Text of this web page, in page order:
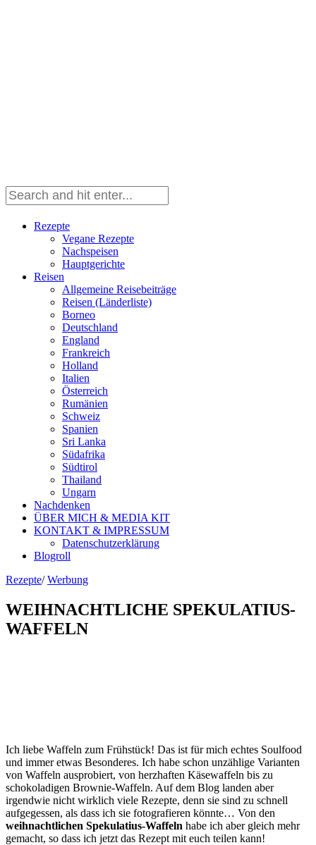
Rezepte
Vegane Rezepte
Nachspeisen
Hauptgerichte
Reisen
Allgemeine Reisebeiträge
Reisen (Länderliste)
Borneo
Deutschland
England
Frankreich
Holland
Italien
Österreich
Rumänien
Schweiz
Spanien
Sri Lanka
Südafrika
Südtirol
Thailand
Ungarn
Nachdenken
ÜBER MICH & MEDIA KIT
KONTAKT & IMPRESSUM
Datenschutzerklärung
Blogroll
Rezepte/ Werbung
WEIHNACHTLICHE SPEKULATIUS-
WAFFELN
Ich liebe Waffeln zum Frühstück! Das ist für mich echtes Soulfood
und immer etwas Besonderes. Ich habe schon unzählige Varianten
von Waffeln ausprobiert, von herzhaften Käsewaffeln bis zu
schokoladigen Brownie-Waffeln. Auf dem Blog landen aber
irgendwie nicht wirklich viele Rezepte, denn sie sind zu schnell
aufgegessen, als dass ich sie fotografieren könnte… Von den
weihnachtlichen Spekulatius-Waffeln habe ich aber gleich mehr
gemacht, so dass ich jetzt das Rezept mit euch teilen kann!